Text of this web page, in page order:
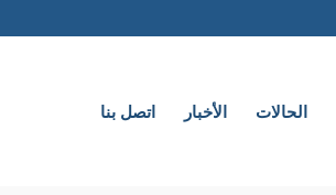
الحالات الأخبار اتصل بنا